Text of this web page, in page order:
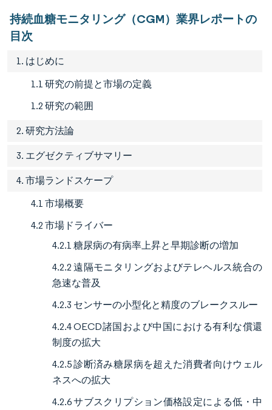
持続血糖モニタリング（CGM）業界レポートの
目次
1. はじめに
1.1 研究の前提と市場の定義
1.2 研究の範囲
2. 研究方法論
3. エグゼクティブサマリー
4. 市場ランドスケープ
4.1 市場概要
4.2 市場ドライバー
4.2.1 糖尿病の有病率上昇と早期診断の増加
4.2.2 遠隔モニタリングおよびテレヘルス統合の
急速な普及
4.2.3 センサーの小型化と精度のブレークスルー
4.2.4 OECD諸国および中国における有利な償還
制度の拡大
4.2.5 診断済み糖尿病を超えた消費者向けウェル
ネスへの拡大
4.2.6 サブスクリプション価格設定による低・中